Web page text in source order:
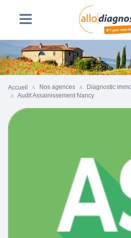
Accueil Nos agences
Diagnostic
Audit Assainissement Nancy